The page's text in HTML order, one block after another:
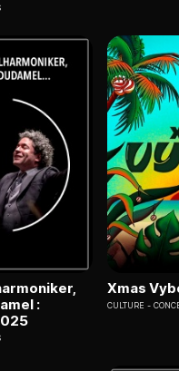
:
Xmas
CULTURE